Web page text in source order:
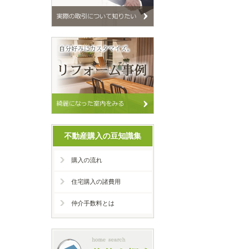
不動産購入の豆知識集
購入の流れ
住宅購入の諸費用
仲介手数料とは